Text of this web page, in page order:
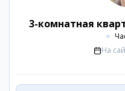
3-комнатная
На